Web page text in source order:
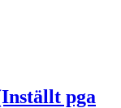
pga